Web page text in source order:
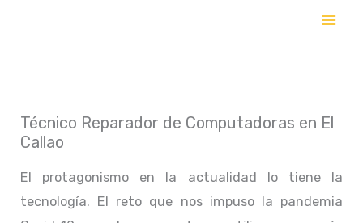
Técnico Reparador de Computadoras en El
Callao
El protagonismo en la actualidad lo tiene la
tecnología. El reto que nos impuso la pandemia